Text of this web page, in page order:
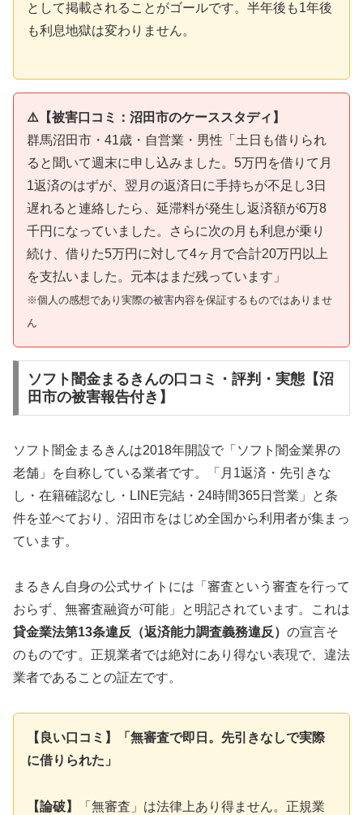
として掲載されることがゴールです。半年後も1年後
も利息地獄は変わりません。
⚠️【被害口コミ：沼田市のケーススタディ】
群馬沼田市・41歳・自営業・男性「土日も借りられ
ると聞いて週末に申し込みました。5万円を借りて月
1返済のはずが、翌月の返済日に手持ちが不足し3日
遅れると連絡したら、延滞料が発生し返済額が6万8
千円になっていました。さらに次の月も利息が乗り
続け、借りた5万円に対して4ヶ月で合計20万円以上
を支払いました。元本はまだ残っています」
※個人の感想であり実際の被害内容を保証するものではありませ
ん
ソフト闇金まるきんの口コミ・評判・実態【沼
田市の被害報告付き】
ソフト闇金まるきんは2018年開設で「ソフト闇金業界の
老舗」を自称している業者です。「月1返済・先引きな
し・在籍確認なし・LINE完結・24時間365日営業」と条
件を並べており、沼田市をはじめ全国から利用者が集まっ
ています。
まるきん自身の公式サイトには「審査という審査を行って
おらず、無審査融資が可能」と明記されています。これは
貸金業法第13条違反（返済能力調査義務違反） の宣言そ
のものです。正規業者では絶対にあり得ない表現で、違法
業者であることの証左です。
【良い口コミ】「無審査で即日。先引きなしで実際
に借りられた」
【論破】
「無審査」は法律上あり得ません。正規業